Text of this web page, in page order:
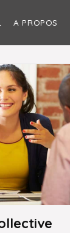
A PROPOS